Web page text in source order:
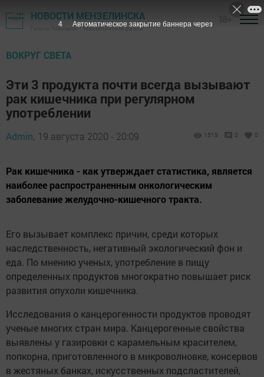
НОВОСТИ МЕНЗЕЛИНСКА
Газета "Мензеля" - Мензелинский район
ВОКРУГ СВЕТА
Эти 3 продукта почти всегда вызывают
рак кишечника при регулярном
употреблении
Admin, 19 августа 2020 - 20:09 1513 0 0
Рак кишечника - как утверждает статистика, является
наиболее распространенным онкологическим
заболевание желудочно-кишечного тракта.
Его вызывает комплекс причин, среди которых
наследственность, негативный экологический фон и
еда. По мнению ученых, употребление в пищу
определенных продуктов многократно повышает риск
развития опухоли кишечника.
Исследования о канцерогенности продуктов проводят
ученые многих стран мира. Канцерогенные свойства
выявлены у газировки с карамельным красителем,
попкорна, приготовленного в микроволновке, консервов
в жестяных банках, искусственных подсластителей,
3 Автоматическое закрытие баннера через